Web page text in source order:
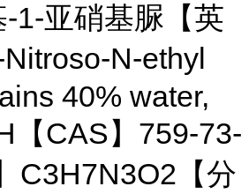
-1-亚硝基脲【英
N-ethyl
40% water,
【CAS】759-73-
C3H7N3O2【分